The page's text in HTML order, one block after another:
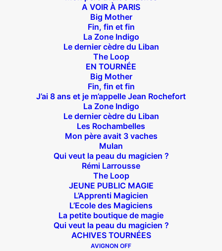
A VOIR À PARIS
Big Mother
Fin, fin et fin
La Zone Indigo
Le dernier cèdre du Liban
The Loop
EN TOURNÉE
Big Mother
Fin, fin et fin
J’ai 8 ans et je m’appelle Jean Rochefort
La Zone Indigo
Le dernier cèdre du Liban
Les Rochambelles
Mon père avait 3 vaches
Mulan
Qui veut la peau du magicien ?
Rémi Larrousse
The Loop
JEUNE PUBLIC MAGIE
L’Apprenti Magicien
L’Ecole des Magiciens
La petite boutique de magie
Qui veut la peau du magicien ?
ACHIVES TOURNÉES
AVIGNON OFF
Suivez nous !
Théâtre des Béliers Parisiens
14 bis rue Sainte Isaure 75018 Paris
Joffrin / Simplon – Loc :01 42 62 35 00
À l’affiche